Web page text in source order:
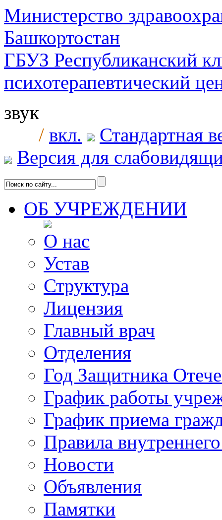
Министерство
Башкортостан
ГБУЗ Республиканский
психотерапевтический
звук
/ вкл.
Стандартная
Версия для
ОБ УЧРЕЖДЕНИИ
О нас
Устав
Структура
Лицензия
Главный врач
Отделения
Год Защитника
График работы
График приема
Правила
Новости
Объявления
Памятки